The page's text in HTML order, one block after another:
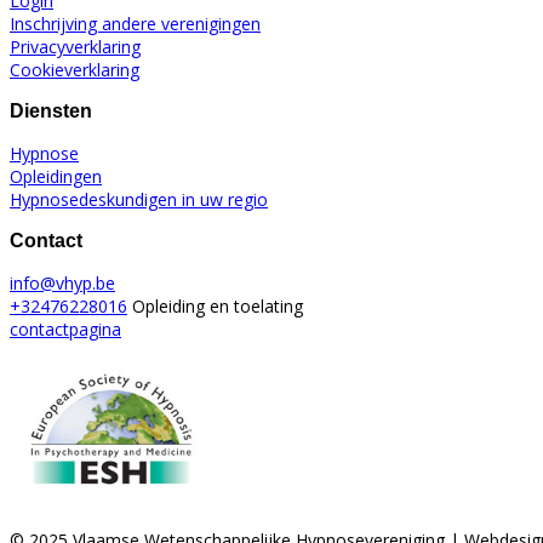
Inschrijving andere verenigingen
Privacyverklaring
Cookieverklaring
Diensten
Hypnose
Opleidingen
Hypnosedeskundigen in uw regio
Contact
info@vhyp.be
+32476228016 Opleiding en toelating
contactpagina